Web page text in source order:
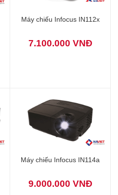
Máy chiếu Infocus IN112x
7.100.000 VNĐ
Máy chiếu Infocus IN114a
9.000.000 VNĐ